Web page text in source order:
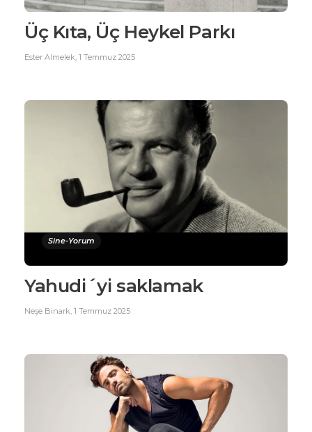
Üç Kıta, Üç Heykel Parkı
Ester Almelek 1 Temmuz 2025
Sine-Yorum
Yahudi´yi saklamak
Neşe Binark, 1 Temmuz 2025